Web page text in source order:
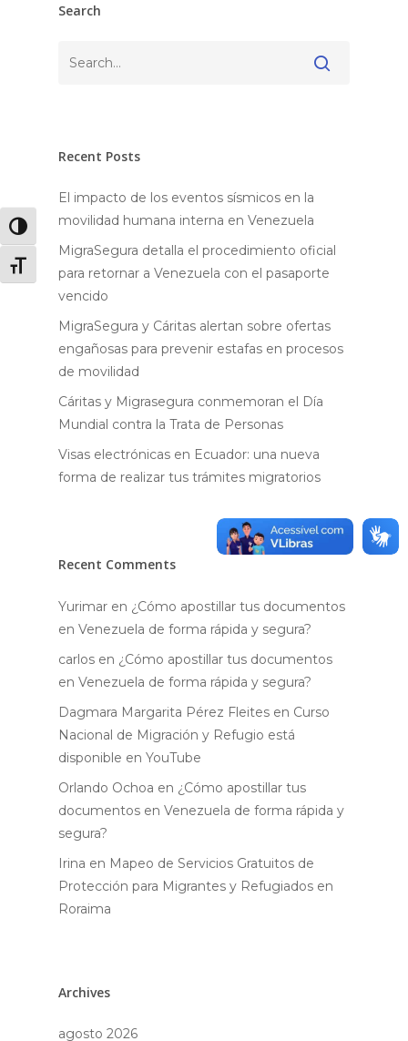
Alternar alto contraste
Alternar tamaño de letra
Search
Recent Posts
El impacto de los eventos sísmicos en la
movilidad humana interna en Venezuela
MigraSegura detalla el procedimiento oficial
para retornar a Venezuela con el pasaporte
vencido
MigraSegura y Cáritas alertan sobre ofertas
engañosas para prevenir estafas en procesos
de movilidad
Cáritas y Migrasegura conmemoran el Día
Mundial contra la Trata de Personas
Visas electrónicas en Ecuador: una nueva
forma de realizar tus trámites migratorios
Recent Comments
Yurimar en ¿Cómo apostillar tus documentos
en Venezuela de forma rápida y segura?
carlos en ¿Cómo apostillar tus documentos
en Venezuela de forma rápida y segura?
Dagmara Margarita Pérez Fleites en Curso
Nacional de Migración y Refugio está
disponible en YouTube
Orlando Ochoa en ¿Cómo apostillar tus
documentos en Venezuela de forma rápida y
segura?
Irina en Mapeo de Servicios Gratuitos de
Protección para Migrantes y Refugiados en
Roraima
Archives
agosto 2026